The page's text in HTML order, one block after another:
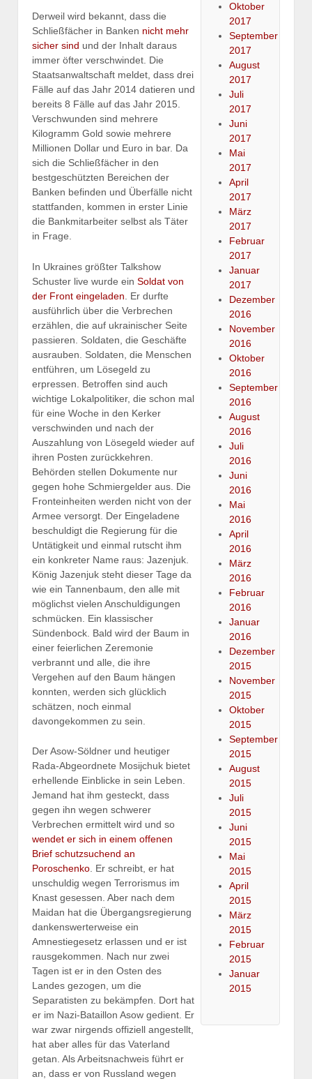
Derweil wird bekannt, dass die
Schließfächer in Banken nicht mehr
sicher sind und der Inhalt daraus
immer öfter verschwindet. Die
Staatsanwaltschaft meldet, dass drei
Fälle auf das Jahr 2014 datieren und
bereits 8 Fälle auf das Jahr 2015.
Verschwunden sind mehrere
Kilogramm Gold sowie mehrere
Millionen Dollar und Euro in bar. Da
sich die Schließfächer in den
bestgeschützten Bereichen der
Banken befinden und Überfälle nicht
stattfanden, kommen in erster Linie
die Bankmitarbeiter selbst als Täter
in Frage.
In Ukraines größter Talkshow
Schuster live wurde ein Soldat von
der Front eingeladen . Er durfte
ausführlich über die Verbrechen
erzählen, die auf ukrainischer Seite
passieren. Soldaten, die Geschäfte
ausrauben. Soldaten, die Menschen
entführen, um Lösegeld zu
erpressen. Betroffen sind auch
wichtige Lokalpolitiker, die schon mal
für eine Woche in den Kerker
verschwinden und nach der
Auszahlung von Lösegeld wieder auf
ihren Posten zurückkehren.
Behörden stellen Dokumente nur
gegen hohe Schmiergelder aus. Die
Fronteinheiten werden nicht von der
Armee versorgt. Der Eingeladene
beschuldigt die Regierung für die
Untätigkeit und einmal rutscht ihm
ein konkreter Name raus: Jazenjuk.
König Jazenjuk steht dieser Tage da
wie ein Tannenbaum, den alle mit
möglichst vielen Anschuldigungen
schmücken. Ein klassischer
Sündenbock. Bald wird der Baum in
einer feierlichen Zeremonie
verbrannt und alle, die ihre
Vergehen auf den Baum hängen
konnten, werden sich glücklich
schätzen, noch einmal
davongekommen zu sein.
Der Asow-Söldner und heutiger
Rada-Abgeordnete Mosijchuk bietet
erhellende Einblicke in sein Leben.
Jemand hat ihm gesteckt, dass
gegen ihn wegen schwerer
Verbrechen ermittelt wird und so
wendet er sich in einem offenen
Brief schutzsuchend an
Poroschenko . Er schreibt, er hat
unschuldig wegen Terrorismus im
Knast gesessen. Aber nach dem
Maidan hat die Übergangsregierung
dankenswerterweise ein
Amnestiegesetz erlassen und er ist
rausgekommen. Nach nur zwei
Tagen ist er in den Osten des
Landes gezogen, um die
Separatisten zu bekämpfen. Dort hat
er im Nazi-Bataillon Asow gedient. Er
war zwar nirgends offiziell angestellt,
hat aber alles für das Vaterland
getan. Als Arbeitsnachweis führt er
an, dass er von Russland wegen
Oktober
2017
September
2017
August
2017
Juli
2017
Juni
2017
Mai
2017
April
2017
März
2017
Februar
2017
Januar
2017
Dezember
2016
November
2016
Oktober
2016
September
2016
August
2016
Juli
2016
Juni
2016
Mai
2016
April
2016
März
2016
Februar
2016
Januar
2016
Dezember
2015
November
2015
Oktober
2015
September
2015
August
2015
Juli
2015
Juni
2015
Mai
2015
April
2015
März
2015
Februar
2015
Januar
2015